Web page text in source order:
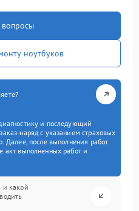
ноутбуков
и последующий
наряд с указанием страховых
Далее, после выполнения работ
акт выполненных работ и
и какой